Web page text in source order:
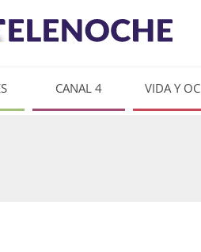
CANAL 4 VIDA Y